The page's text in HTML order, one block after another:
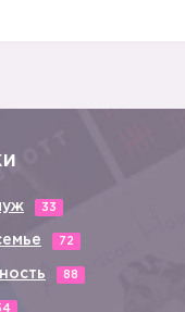
33
72
88